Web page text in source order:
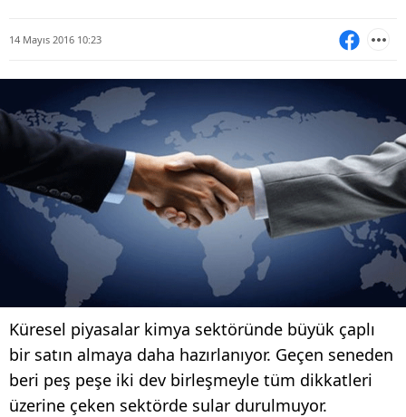
14 Mayıs 2016 10:23
Küresel piyasalar kimya sektöründe büyük çaplı
bir satın almaya daha hazırlanıyor. Geçen seneden
beri peş peşe iki dev birleşmeyle tüm dikkatleri
üzerine çeken sektörde sular durulmuyor.